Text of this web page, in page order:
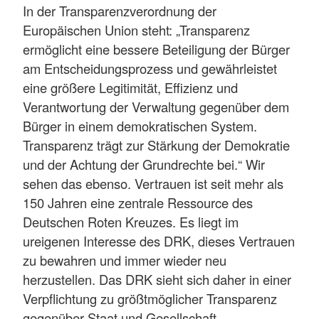
In der Transparenzverordnung der
Europäischen Union steht: „Transparenz
ermöglicht eine bessere Beteiligung der Bürger
am Entscheidungsprozess und gewährleistet
eine größere Legitimität, Effizienz und
Verantwortung der Verwaltung gegenüber dem
Bürger in einem demokratischen System.
Transparenz trägt zur Stärkung der Demokratie
und der Achtung der Grundrechte bei.“ Wir
sehen das ebenso. Vertrauen ist seit mehr als
150 Jahren eine zentrale Ressource des
Deutschen Roten Kreuzes. Es liegt im
ureigenen Interesse des DRK, dieses Vertrauen
zu bewahren und immer wieder neu
herzustellen. Das DRK sieht sich daher in einer
Verpflichtung zu größtmöglicher Transparenz